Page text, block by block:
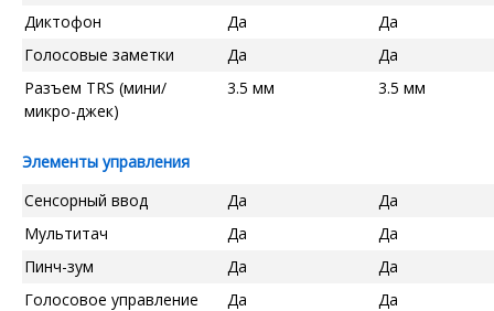
Диктофон
Да
Да
Голосовые заметки
Да
Да
Разъем TRS (мини/
микро-джек)
3.5 мм 3.5 мм
Элементы управления
Сенсорный ввод
Да
Да
Мультитач
Да
Да
Пинч-зум
Да
Да
Голосовое управление
Да
Да